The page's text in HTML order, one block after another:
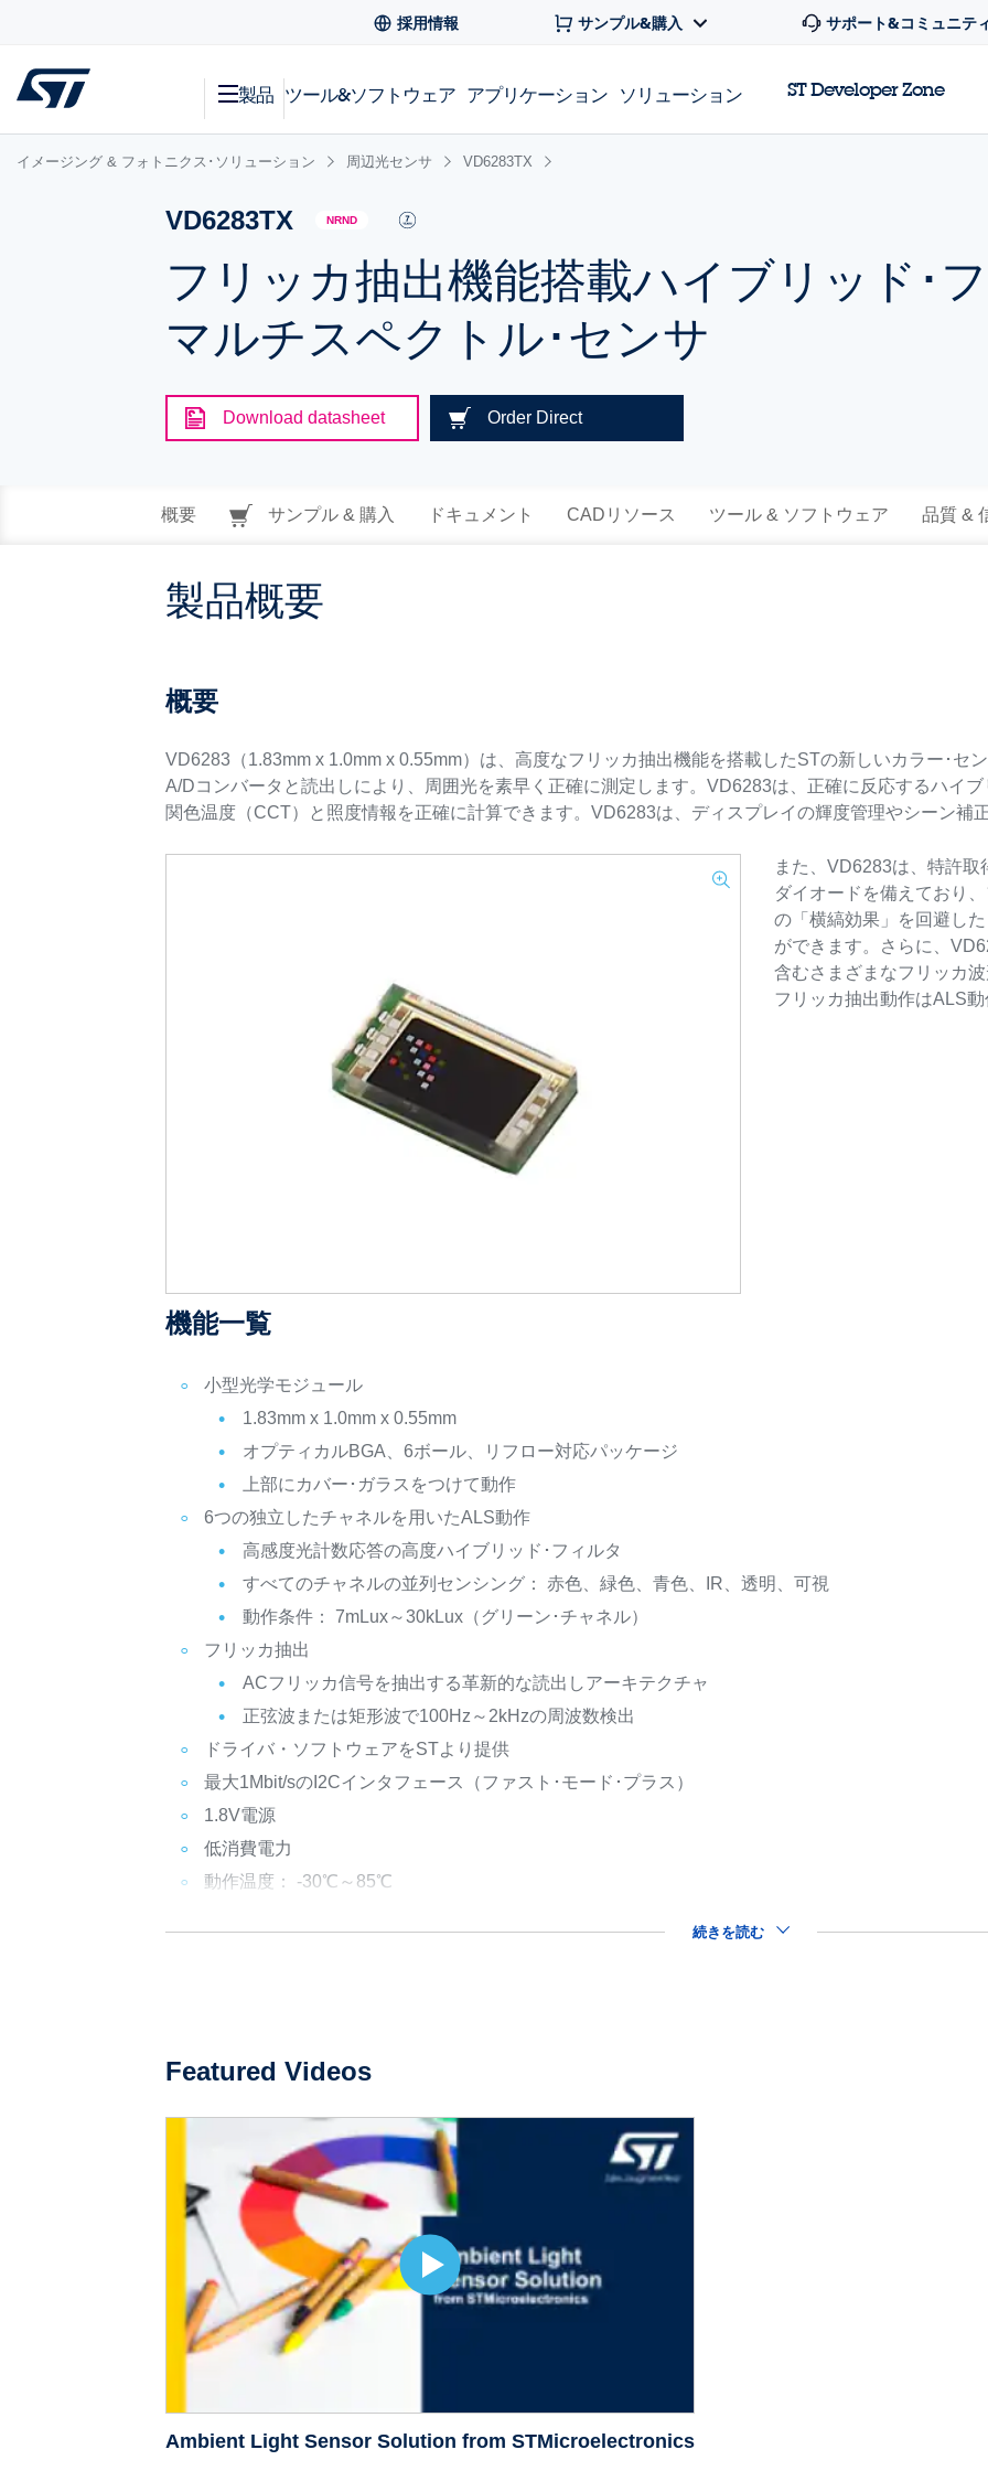
採用情報 サンプル&購入 サポート&コミュニテ
製品 ツール&ソフトウェア アプリケーション ソリューション ST Developer Zone
イメージング & フォトニクス･ソリューション 周辺光センサ VD6283TX
VD6283TX NRND
フリッカ抽出機能搭載ハイブリッド･
マルチスペクトル･センサ
Download datasheet Order Direct
概要 サンプル & 購入 ドキュメント CADリソース ツール & ソフトウェア 品質 &
製品概要
概要
VD6283（1.83mm x 1.0mm x 0.55mm）は、高度なフリッカ抽出機能を搭載したSTの新しいカラー･セ
A/Dコンバータと読出しにより、周囲光を素早く正確に測定します。VD6283は、正確に反応するハイ
関色温度（CCT）と照度情報を正確に計算できます。VD6283は、ディスプレイの輝度管理やシーン補
また、VD6283は、特許取
ダイオードを備えており
の「横縞効果」を回避し
ができます。さらに、
含むさまざまなフリッカ
フリッカ抽出動作はALS動
機能一覧
小型光学モジュール
1.83mm x 1.0mm x 0.55mm
オプティカルBGA、6ボール、リフロー対応パッケージ
上部にカバー･ガラスをつけて動作
6つの独立したチャネルを用いたALS動作
高感度光計数応答の高度ハイブリッド･フィルタ
すべてのチャネルの並列センシング： 赤色、緑色、青色、IR、透明、可視
動作条件： 7mLux～30kLux（グリーン･チャネル）
フリッカ抽出
ACフリッカ信号を抽出する革新的な読出しアーキテクチャ
正弦波または矩形波で100Hz～2kHzの周波数検出
ドライバ・ソフトウェアをSTより提供
最大1Mbit/sのI2Cインタフェース（ファスト･モード･プラス）
1.8V電源
低消費電力
動作温度： -30℃～85℃
続きを読む
Featured Videos
Ambient Light Sensor Solution from STMicroelectronics